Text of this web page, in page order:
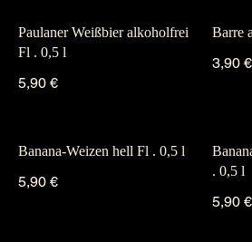
Paulaner Weißbier alkoholfrei
Fl . 0,5 l
5,90 €
Barre
3,90 €
Banana-Weizen hell Fl . 0,5 l
5,90 €
. 0,5 l
5,90 €